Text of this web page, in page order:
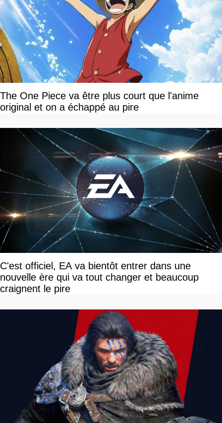
The One Piece va être plus court que l'anime
original et on a échappé au pire
C'est officiel, EA va bientôt entrer dans une
nouvelle ère qui va tout changer et beaucoup
craignent le pire